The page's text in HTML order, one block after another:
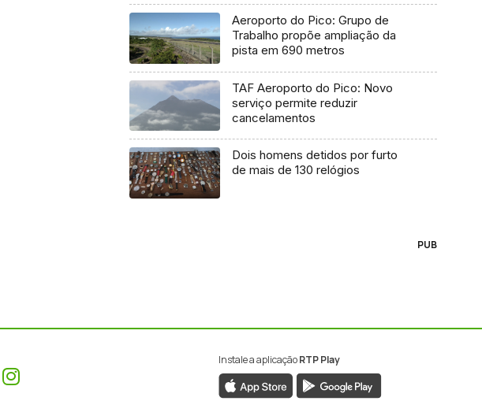
Aeroporto do Pico: Grupo de
Trabalho propõe ampliação da
pista em 690 metros
TAF Aeroporto do Pico: Novo
serviço permite reduzir
cancelamentos
Dois homens detidos por furto
de mais de 130 relógios
PUB
Facebook
Instagram
Instale a aplicaçãoRTP Play